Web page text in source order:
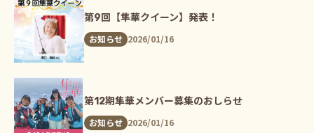
第9回【隼華クイーン】発表！
お知らせ 2026/01/16
第12期隼華メンバー募集のおしらせ
お知らせ 2026/01/16